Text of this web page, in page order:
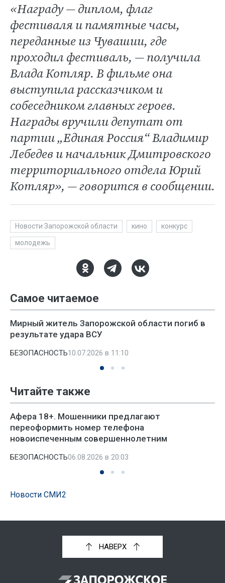
«Награду — диплом, флаг
фестиваля и памятные часы,
переданные из Чувашии, где
проходил фестиваль, — получила
Влада Котляр. В фильме она
выступила рассказчиком и
собеседником главных героев.
Награды вручили депутат от
партии „Единая Россия“ Владимир
Лебедев и начальник Дмитровского
территориального отдела Юрий
Котляр», — говорится в сообщении.
Новости Запорожской области кино конкурс
молодежь
Самое читаемое
Мирный житель Запорожской области погиб в
результате удара ВСУ
БЕЗОПАСНОСТЬ10.07.2026 в 11:10
Читайте также
Афера 18+. Мошенники предлагают
переоформить номер телефона
новоиспеченным совершеннолетним
БЕЗОПАСНОСТЬ06.08.2026 в 20:03
Новости СМИ2
НАВЕРХ